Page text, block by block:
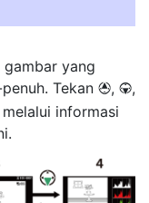
yang
Tekan 1, 3,
informasi